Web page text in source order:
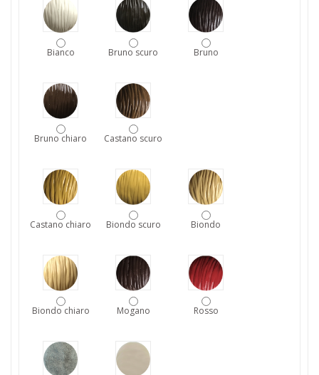
Bianco Bruno scuro Bruno
Bruno chiaro Castano scuro
Castano chiaro Biondo scuro Biondo
Biondo chiaro Mogano Rosso